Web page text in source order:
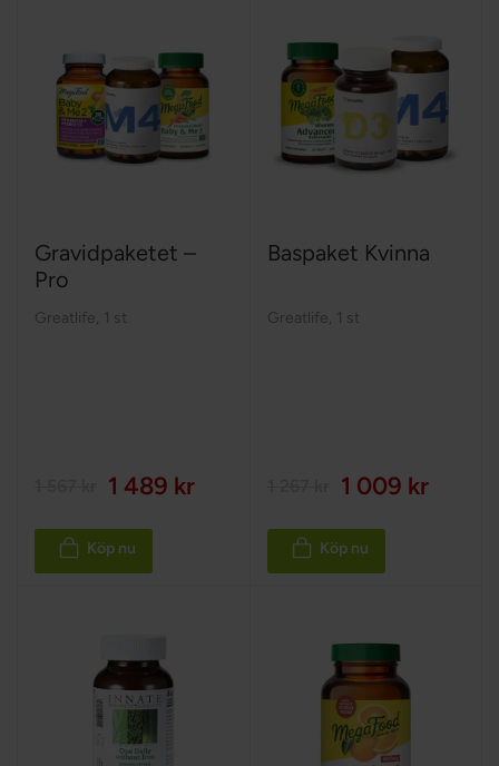
Gravidpaketet –
Pro
Greatlife 1 st
1 489 kr
Köp nu
Baspaket Kvinna
Greatlife 1 st
1 009 kr
Köp nu